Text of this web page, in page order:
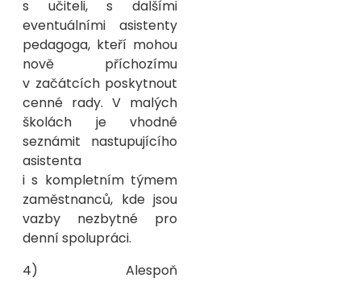
s učiteli, s dalšími
eventuálními asistenty
pedagoga, kteří mohou
nově příchozímu
v začátcích poskytnout
cenné rady. V malých
školách je vhodné
seznámit nastupujícího
asistenta
i s kompletním týmem
zaměstnanců, kde jsou
vazby nezbytné pro
denní spolupráci.
4) Alespoň